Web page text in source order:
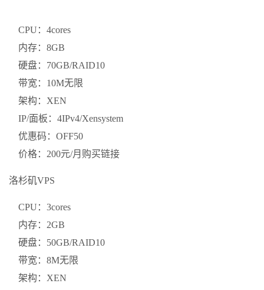
CPU：4cores
内存：8GB
硬盘：70GB/RAID10
带宽：10M无限
架构：XEN
IP/面板：4IPv4/Xensystem
优惠码：OFF50
价格：200元/月购买链接
洛杉矶VPS
CPU：3cores
内存：2GB
硬盘：50GB/RAID10
带宽：8M无限
架构：XEN